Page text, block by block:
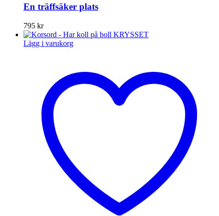
En träffsäker plats
795 kr
Lägg i varukorg